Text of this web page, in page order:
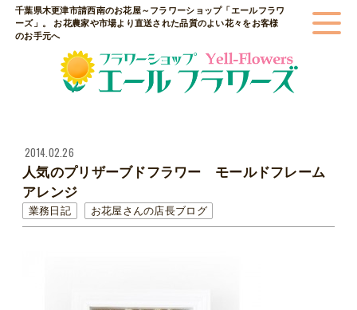
千葉県木更津市請西南のお花屋～フラワーショップ「エールフラワ
ーズ」。 お花農家や市場より直送された品質のよい花々をお客様
のお手元へ
2014.02.26
人気のプリザーブドフラワー モールドフレーム
アレンジ
業務日記 お花屋さんの店長ブログ